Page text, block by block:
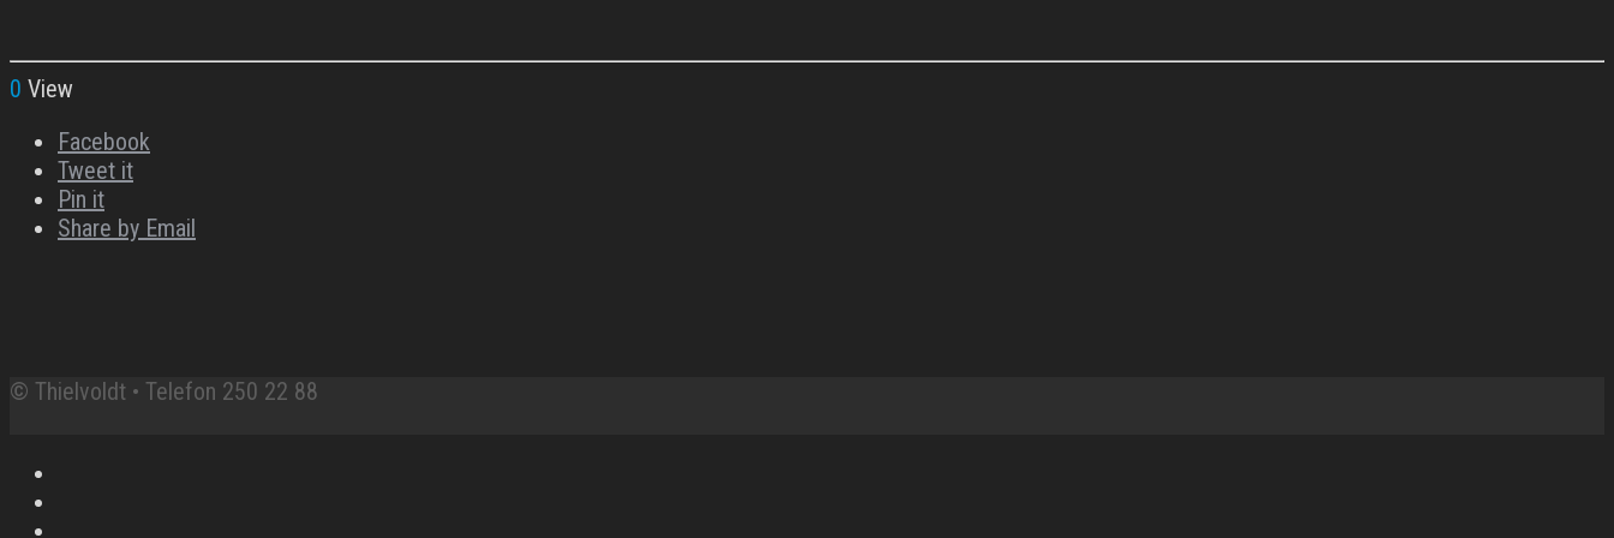
0 View
Facebook
Tweet it
Pin it
Share by Email
© Thielvoldt • Telefon 250 22 88